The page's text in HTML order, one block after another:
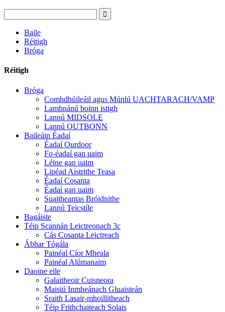
Baile
Réitigh
Bróga
Réitigh
Bróga
Comhdhúileáil agus Múnlú UACHTARACH/VAMP
Lamhnánú boinn istigh
Lannú MIDSOLE
Lannú OUTBONN
Baileáin Éadaí
Éadaí Ourdoor
Fo-éadaí gan uaim
Léine gan uaim
Lipéad Aistrithe Teasa
Éadaí Cosanta
Éadaí gan uaim
Suaitheantas Bróidnithe
Lannú Teicstíle
Bagáiste
Téip Scannán Leictreonach 3c
Cás Cosanta Leictreach
Ábhar Tógála
Painéal Cíor Mheala
Painéal Alúmanaim
Daoine eile
Galaitheoir Cuisneora
Maisiú Inmheánach Gluaisteán
Sraith Lasair-mhoillitheach
Téip Frithchaiteach Solais